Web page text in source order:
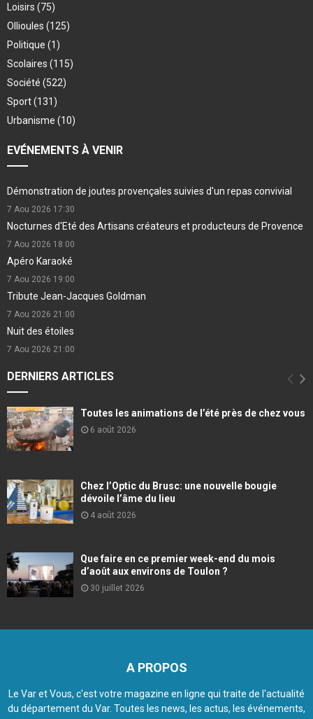
Loisirs (75)
Ollioules (125)
Politique (1)
Scolaires (115)
Société (522)
Sport(131)
Urbanisme (10)
EVÉNEMENTS À VENIR
Démonstration de joutes provençales suivies d'un repas convivial
7 Aou 2026 17:30
Nocturnes d'Eté des Artisans créateurs et producteurs de Provence
7 Aou 2026 18:00
Apéro Karaoké
7 Aou 2026 19:00
Tribute Jean-Jacques Goldman
7 Aou 2026 21:00
Nuit des étoiles
7 Aou 2026 21:00
DERNIERS ARTICLES
Toutes les animations de l’été près de chez vous
6 août 2026
Chez l’Optic du Brusc: une nouvelle bougie
dévoile l’âme du lieu
4 août 2026
Que faire en ce premier week-end du mois
d’août aux environs de Toulon ?
30 juillet 2026
A PROPOS
Le Var et Vous, c'est votre magazine en ligne qui traite de l'actualité
du département du Var. Toutes les news, les actus, les événements,